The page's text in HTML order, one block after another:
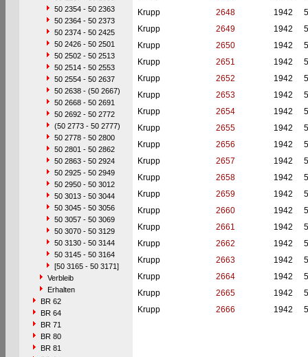
50 2354 - 50 2363
50 2364 - 50 2373
50 2374 - 50 2425
50 2426 - 50 2501
50 2502 - 50 2513
50 2514 - 50 2553
50 2554 - 50 2637
50 2638 - (50 2667)
50 2668 - 50 2691
50 2692 - 50 2772
(50 2773 - 50 2777)
50 2778 - 50 2800
50 2801 - 50 2862
50 2863 - 50 2924
50 2925 - 50 2949
50 2950 - 50 3012
50 3013 - 50 3044
50 3045 - 50 3056
50 3057 - 50 3069
50 3070 - 50 3129
50 3130 - 50 3144
50 3145 - 50 3164
[50 3165 - 50 3171]
Verbleib
Erhalten
BR 62
BR 64
BR 71
BR 80
BR 81
Krupp
2648 1942
Krupp
2649 1942
Krupp
2650 1942
Krupp
2651 1942
Krupp
2652 1942
Krupp
2653 1942
Krupp
2654 1942
Krupp
2655 1942
Krupp
2656 1942
Krupp
2657 1942
Krupp
2658 1942
Krupp
2659 1942
Krupp
2660 1942
Krupp
2661 1942
Krupp
2662 1942
Krupp
2663 1942
Krupp
2664 1942
Krupp
2665 1942
Krupp
2666 1942